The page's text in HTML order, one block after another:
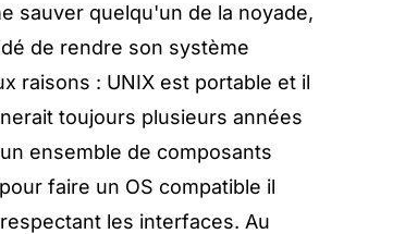
sauver quelqu'un de la noyade,
de rendre son système
raisons : UNIX est portable et il
toujours plusieurs années
ensemble de composants
faire un OS compatible il
les interfaces. Au